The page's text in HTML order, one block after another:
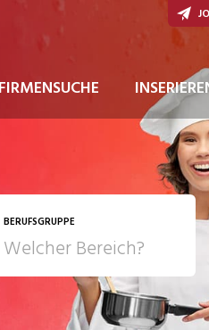
FIRMENSUCHE
BERUFSGRUPPE
Pflege/Soziales